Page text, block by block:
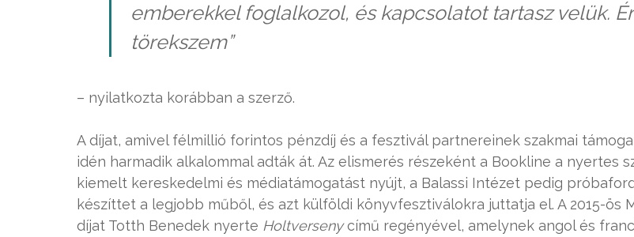
emberekkel foglalkozol, és kapcsolatot tartasz velük.
törekszem”
– nyilatkozta korábban a szerző.
A díjat, amivel félmillió forintos pénzdíj és a fesztivál partnereinek szakmai
idén harmadik alkalommal adták át. Az elismerés részeként a Bookline a nyertes
kiemelt kereskedelmi és médiatámogatást nyújt, a Balassi Intézet pedig
készíttet a legjobb műből, és azt külföldi könyvfesztiválokra juttatja el. A 2015-ös
díjat Totth Benedek nyerte Holtversenycímű regényével, amelynek angol és